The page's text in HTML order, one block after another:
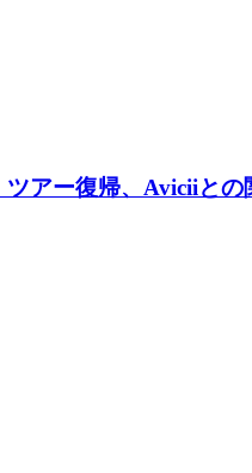
アー復帰、Aviciiと